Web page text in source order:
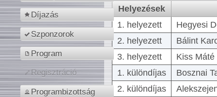
Díjazás
Szponzorok
Program
Regisztráció
Programbizottság
Helyezések
1. helyezett
Hegyesi
2. helyezett
Bálint
3. helyezett
Kiss
1. különdíjas
Bosznai
2. különdíjas